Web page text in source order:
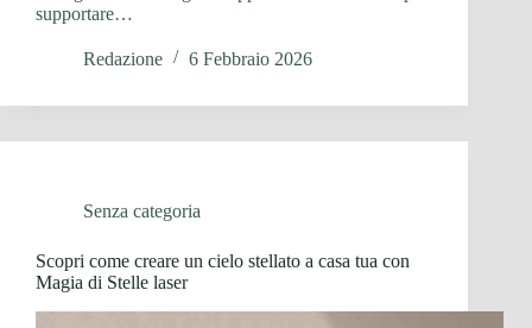
supportare…
Redazione 6 Febbraio 2026
Senza categoria
Scopri come creare un cielo stellato a casa tua con
Magia di Stelle laser